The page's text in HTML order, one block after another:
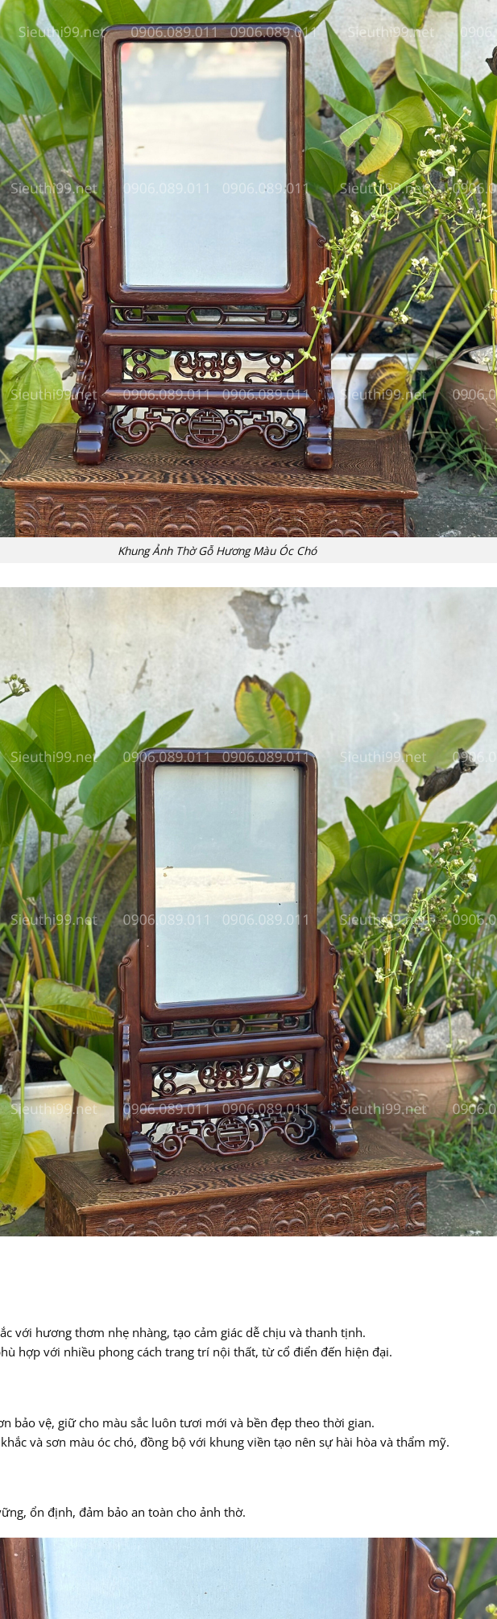
Khung Ảnh Thờ Gỗ Hương Màu Óc Chó
với hương thơm nhẹ nhàng, tạo cảm giác dễ chịu và thanh tịnh.
hợp với nhiều phong cách trang trí nội thất, từ cổ điển đến hiện đại.
bảo vệ, giữ cho màu sắc luôn tươi mới và bền đẹp theo thời gian.
và sơn màu óc chó, đồng bộ với khung viền tạo nên sự hài hòa và thẩm mỹ.
ổn định, đảm bảo an toàn cho ảnh thờ.